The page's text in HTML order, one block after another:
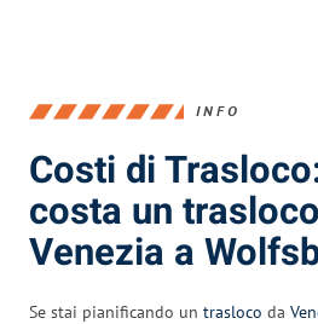
INFO
Costi di
costa un
Venezia a
Se stai pianificando un trasloco da